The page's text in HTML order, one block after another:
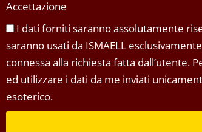
Accettazione
I dati forniti saranno assolutamente
saranno usati da ISMAELL
connessa alla richiesta fatta dall’utente.
ed utilizzare i dati da me inviati
esoterico.